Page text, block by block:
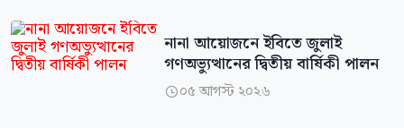
নানা আয়োজনে ইবিতে জুলাই
গণঅভ্যুত্থানের দ্বিতীয় বার্ষিকী পালন
০৫ আগস্ট ২০২৬